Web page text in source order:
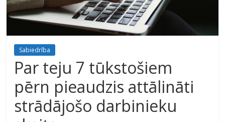
Sabiedrība
Par teju 7 tūkstošiem
pērn pieaudzis attālināti
strādājošo darbinieku